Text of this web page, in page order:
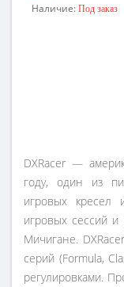
Наличие: Под заказ
DXRacer —
году, один из
игровых кресел
игровых сессий
Мичигане.
серий (Formula,
регулировками.